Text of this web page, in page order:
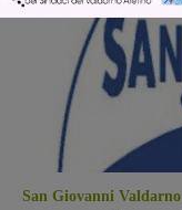
San Giovanni Valdarno